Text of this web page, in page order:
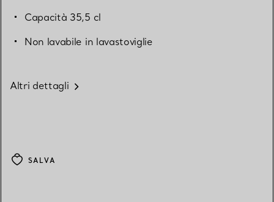
Capacità 35,5 cl
Non lavabile in lavastoviglie
Altri dettagli
SALVA